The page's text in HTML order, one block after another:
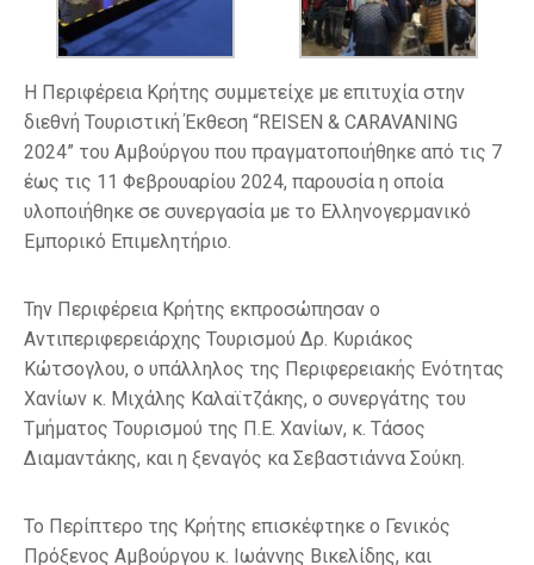
Η Περιφέρεια Κρήτης συμμετείχε με επιτυχία στην
διεθνή Τουριστική Έκθεση “REISEN & CARAVANING
2024” του Αμβούργου που πραγματοποιήθηκε από τις 7
έως τις 11 Φεβρουαρίου 2024, παρουσία η οποία
υλοποιήθηκε σε συνεργασία με το Ελληνογερμανικό
Εμπορικό Επιμελητήριο.
Την Περιφέρεια Κρήτης εκπροσώπησαν ο
Αντιπεριφερειάρχης Τουρισμού Δρ. Κυριάκος
Κώτσογλου, ο υπάλληλος της Περιφερειακής Ενότητας
Χανίων κ. Μιχάλης Καλαϊτζάκης, ο συνεργάτης του
Τμήματος Τουρισμού της Π.Ε. Χανίων, κ. Τάσος
Διαμαντάκης, και η ξεναγός κα Σεβαστιάννα Σούκη.
Το Περίπτερο της Κρήτης επισκέφτηκε ο Γενικός
Πρόξενος Αμβούργου κ. Ιωάννης Βικελίδης, και